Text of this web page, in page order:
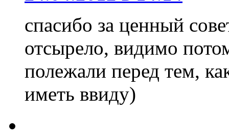
спасибо за ценный
отсырело, видимо
полежали перед тем,
иметь ввиду)